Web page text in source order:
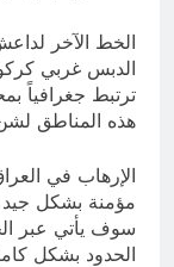
الخط الآخر
الدبس غربي
ترتبط جغرافياً
هذه المناطق
الإرهاب في
مؤمنة بشكل جيد
سوف يأتي عبر
الحدود بشكل